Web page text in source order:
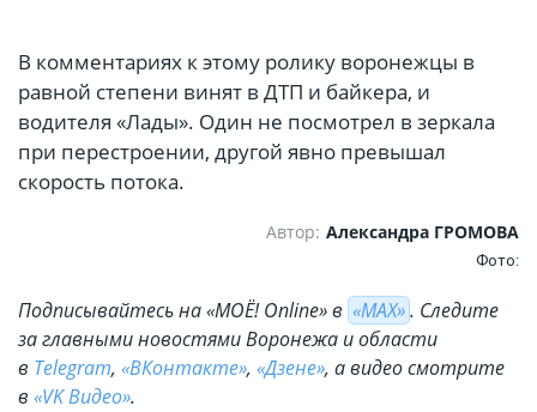
В комментариях к этому ролику воронежцы в
равной степени винят в ДТП и байкера, и
водителя «Лады». Один не посмотрел в зеркала
при перестроении, другой явно превышал
скорость потока.
Автор: Александра ГРОМОВА
Фото:
Подписывайтесь на «МОЁ! Online» в «МАХ». Cледите
за главными новостями Воронежа и области
в Telegram, «ВКонтакте», «Дзене», а видео смотрите
в «VK Видео».